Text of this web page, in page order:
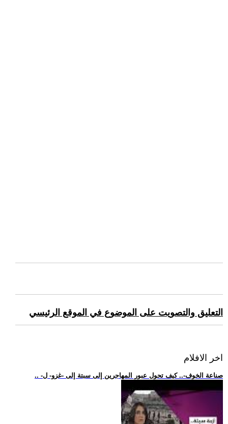
التعليق والتصويت على الموضوع في الموقع الرئيسي
اخر الافلام
.. -صناعة الخوف-.. كيف تحول عبور المهاجرين إلى سبتة إلى -غزو- ل